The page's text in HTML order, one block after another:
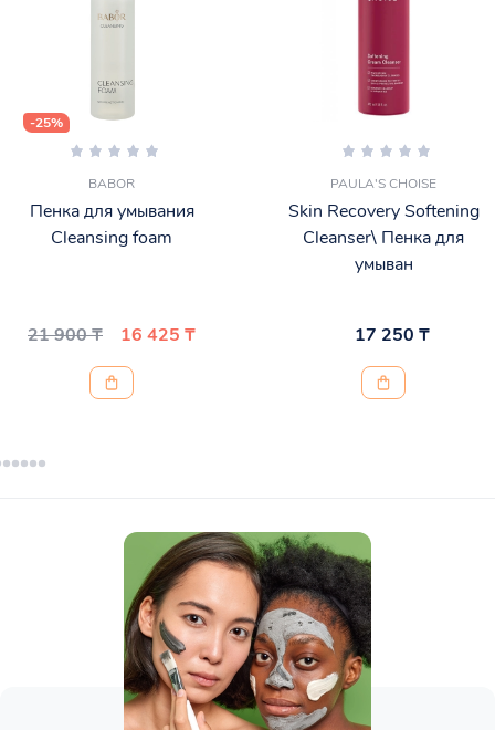
-25%
BABOR
Пенка для умывания
Cleansing foam
21 900 ₸ 16 425 ₸
PAULA'S CHOISE
Skin Recovery Softening
Cleanser\ Пенка для
умыван
17 250 ₸